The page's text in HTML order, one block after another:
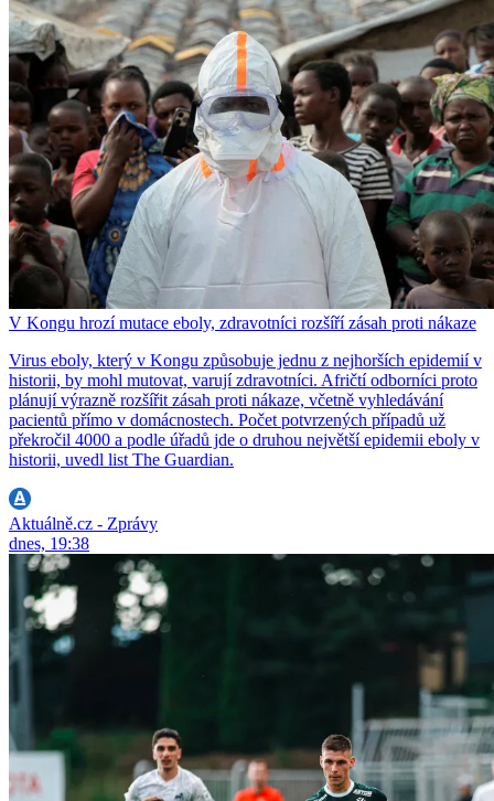
V Kongu hrozí mutace eboly, zdravotníci rozšíří zásah proti nákaze
Virus eboly, který v Kongu způsobuje jednu z nejhorších epidemií v
historii, by mohl mutovat, varují zdravotníci. Afričtí odborníci proto
plánují výrazně rozšířit zásah proti nákaze, včetně vyhledávání
pacientů přímo v domácnostech. Počet potvrzených případů už
překročil 4000 a podle úřadů jde o druhou největší epidemii eboly v
historii, uvedl list The Guardian.
Aktuálně.cz - Zprávy
dnes, 19:38